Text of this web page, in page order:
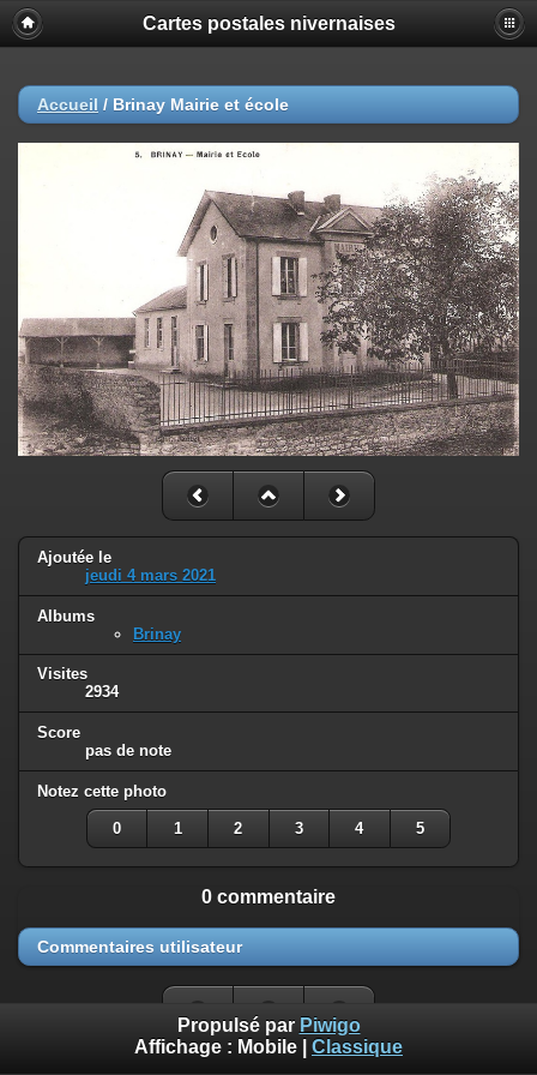
Cartes postales nivernaises
Accueil / Brinay Mairie et école
Ajoutée le
jeudi 4 mars 2021
Albums
Brinay
Visites
2934
Score
pas de note
Notez cette photo
0 1 2 3 4 5
0 commentaire
Commentaires utilisateur
Propulsé par Piwigo
Affichage : Mobile Classique